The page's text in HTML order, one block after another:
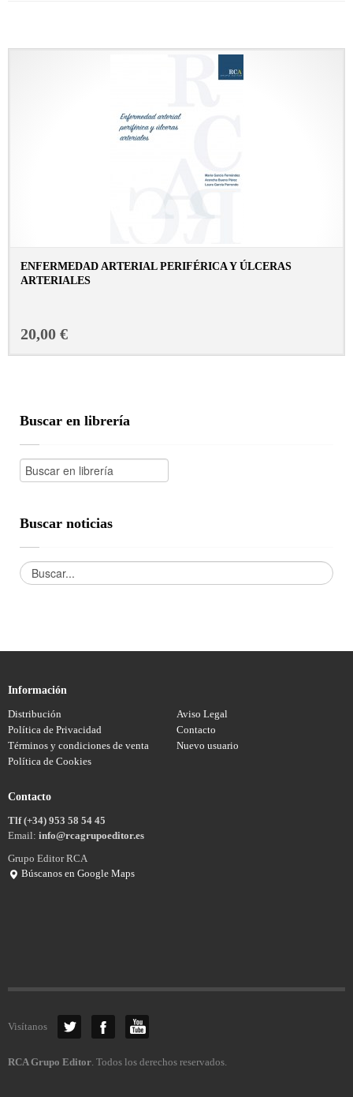
ENFERMEDAD ARTERIAL PERIFÉRICA Y ÚLCERAS
ARTERIALES
20,00 €
Buscar en librería
Buscar noticias
Información
Distribución
Aviso Legal
Política de Privacidad
Contacto
Términos y condiciones de venta
Nuevo usuario
Política de Cookies
Contacto
Tlf (+34) 953 58 54 45
Email: info@rcagrupoeditor.es
Grupo Editor RCA
Búscanos en Google Maps
Visítanos
RCA Grupo Editor. Todos los derechos reservados.